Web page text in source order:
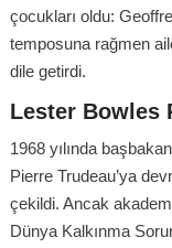
çocukları oldu:
temposuna rağmen
dile getirdi.
Lester Bowles
1968 yılında
Pierre Trudeau’ya
çekildi. Ancak
Dünya Kalkınma